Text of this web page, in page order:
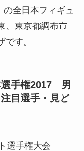
全日本フィギュ
、東京都調布市
す。
選手権2017 男
目選手・見ど
選⼿権⼤会